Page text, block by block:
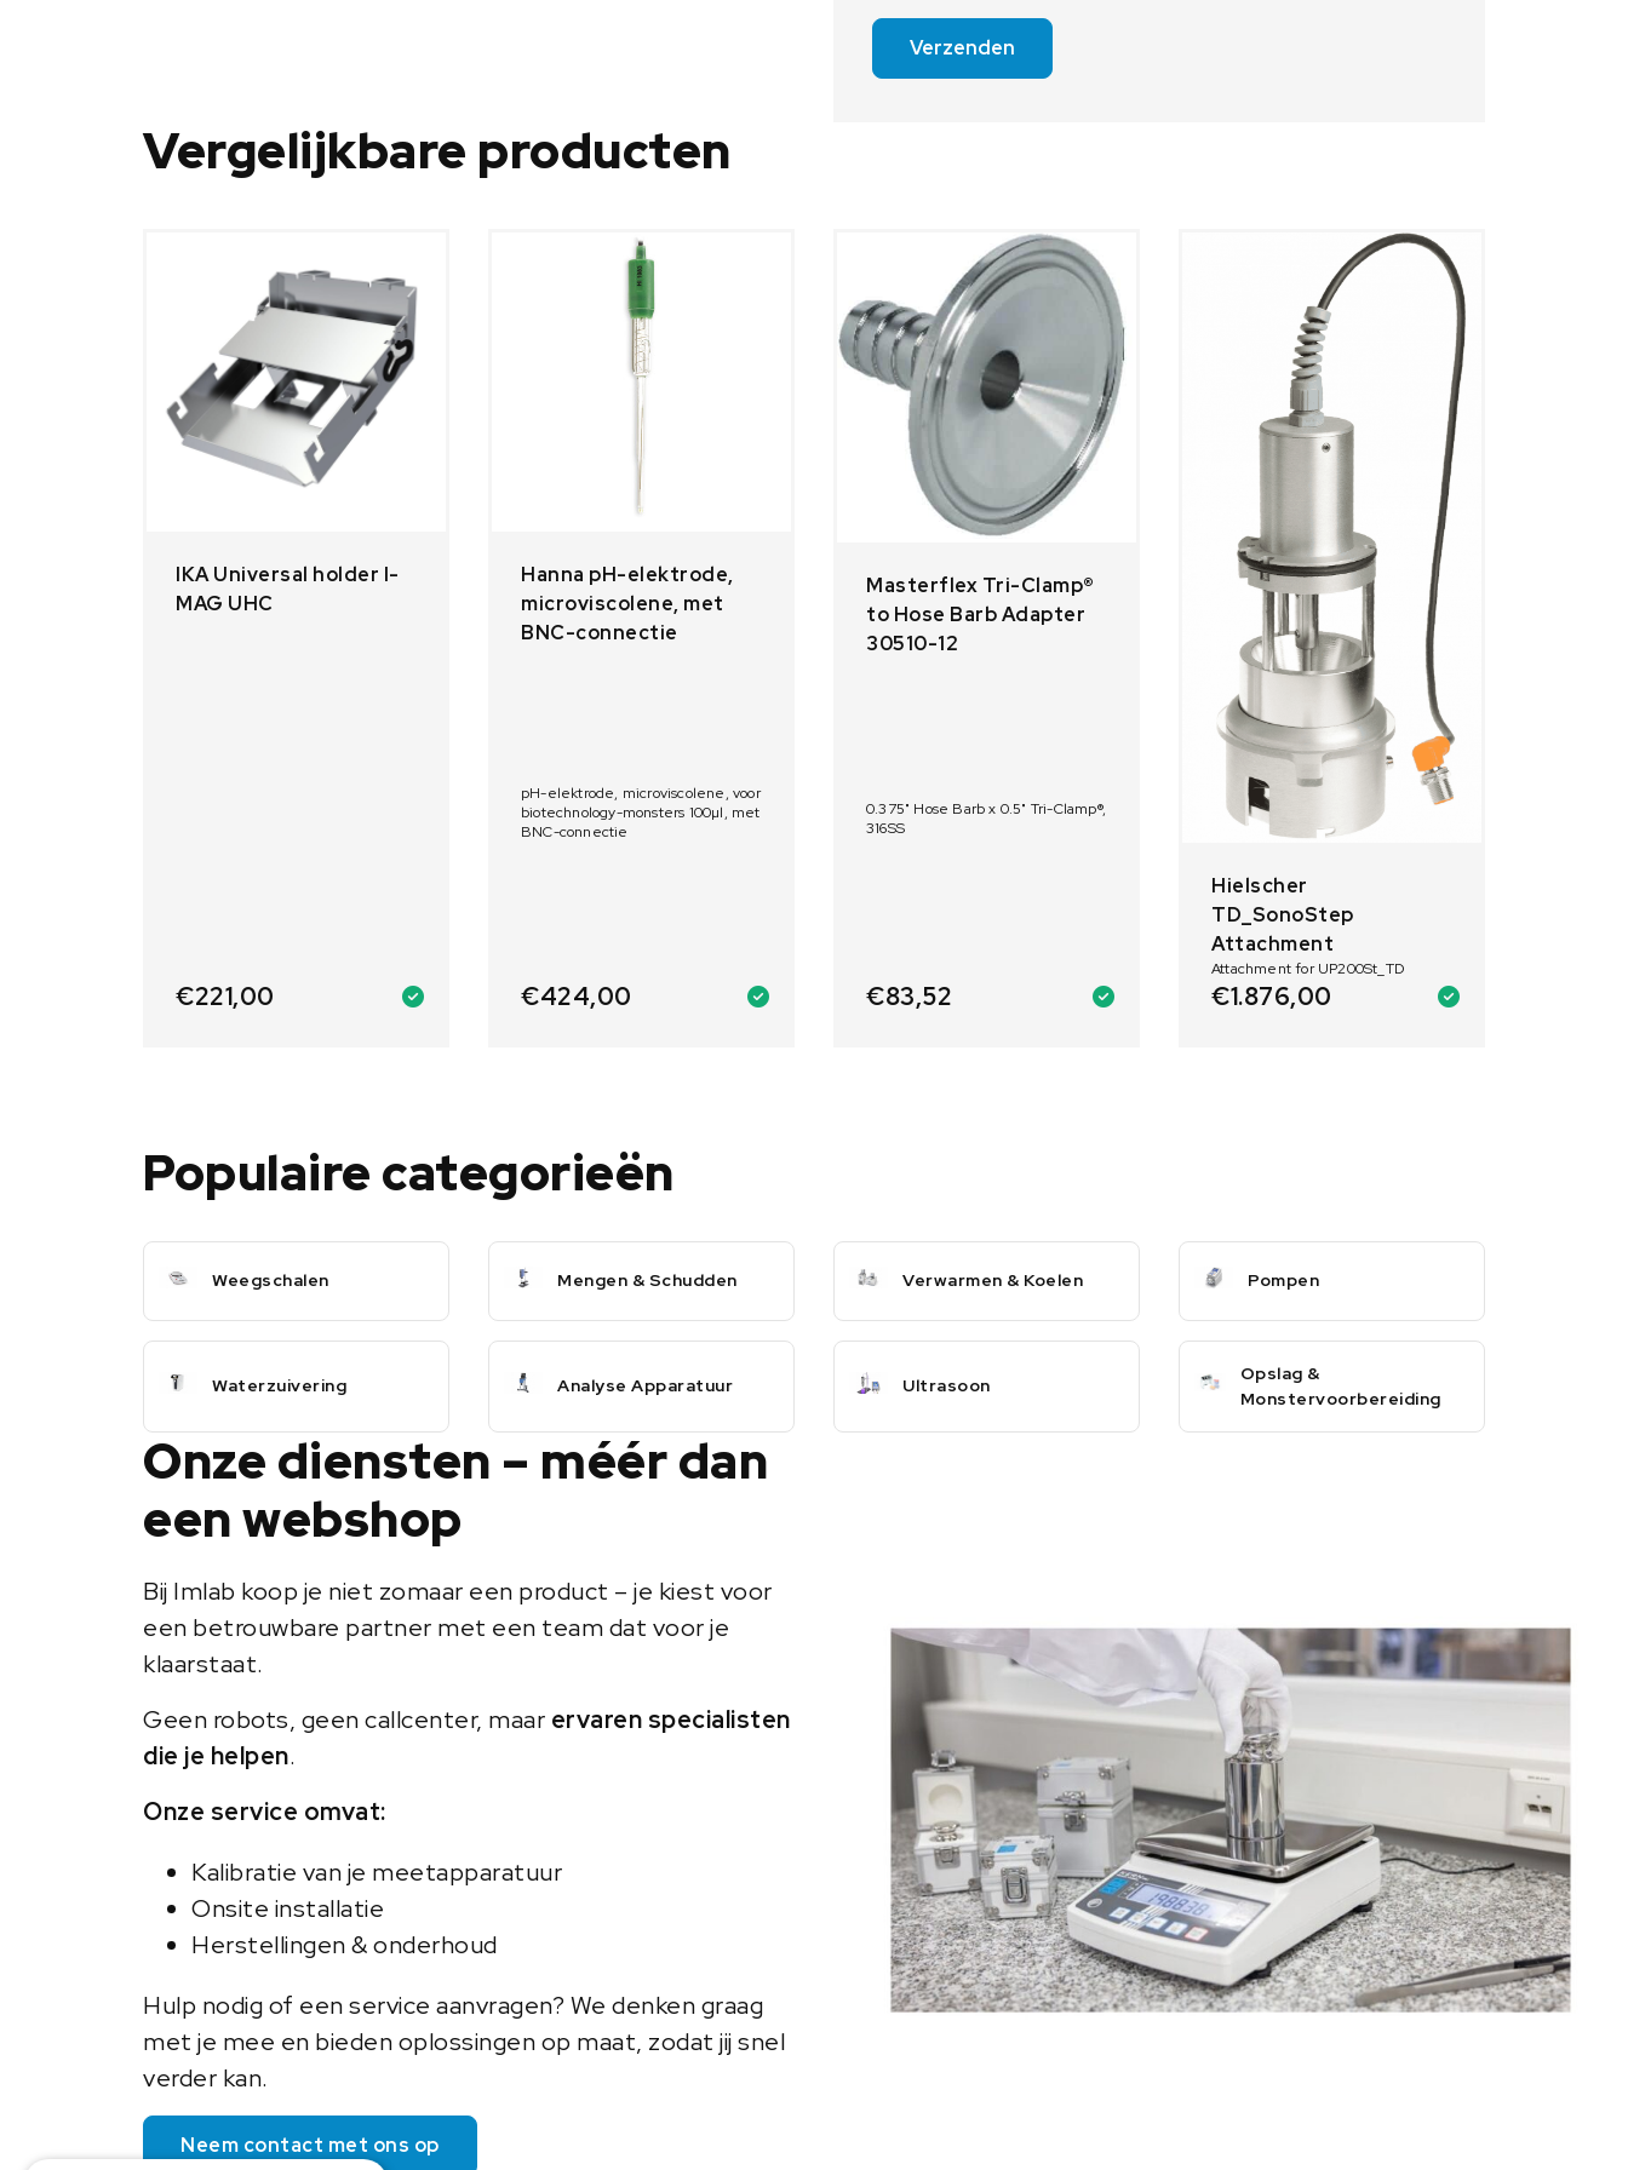
Verzenden
Vergelijkbare producten
IKA Universal holder I-
MAG UHC
€221,00
Hanna pH-elektrode,
microviscolene, met
BNC-connectie
pH-elektrode, microviscolene, voor
biotechnology-monsters 100µl, met
BNC-connectie
€424,00
Masterflex Tri-Clamp®
to Hose Barb Adapter
30510-12
0.375" Hose Barb x 0.5" Tri-Clamp®,
316SS
€83,52
Hielscher
TD_SonoStep
Attachment
Attachment for UP200St_TD
€1.876,00
Populaire categorieën
Weegschalen Mengen & Schudden Verwarmen & Koelen Pompen
Waterzuivering Analyse Apparatuur Ultrasoon
Opslag &
Monstervoorbereiding
Onze diensten – méér dan
een webshop
Bij Imlab koop je niet zomaar een product – je kiest voor
een betrouwbare partner met een team dat voor je
klaarstaat.
Geen robots, geen callcenter, maar ervaren specialisten
die je helpen.
Onze service omvat:
Kalibratie van je meetapparatuur
Onsite installatie
Herstellingen & onderhoud
Hulp nodig of een service aanvragen? We denken graag
met je mee en bieden oplossingen op maat, zodat jij snel
verder kan.
Neem contact met ons op